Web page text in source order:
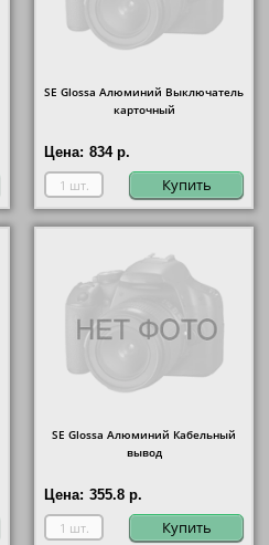
SE Glossa Алюминий Выключатель
карточный
Цена: 834 р.
Купить
SE Glossa Алюминий Кабельный
вывод
Цена: 355.8 р.
Купить